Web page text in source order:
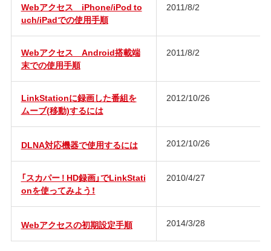
Webアクセス iPhone/iPod to
uch/iPadでの使用手順
2011/8/2
Webアクセス Android搭載端
末での使用手順
2011/8/2
LinkStationに録画した番組を
ムーブ(移動)するには
2012/10/26
DLNA対応機器で使用するには 2012/10/26
「スカパー ! HD録画」でLinkStati
onを使ってみよう！
2010/4/27
Webアクセスの初期設定手順 2014/3/28